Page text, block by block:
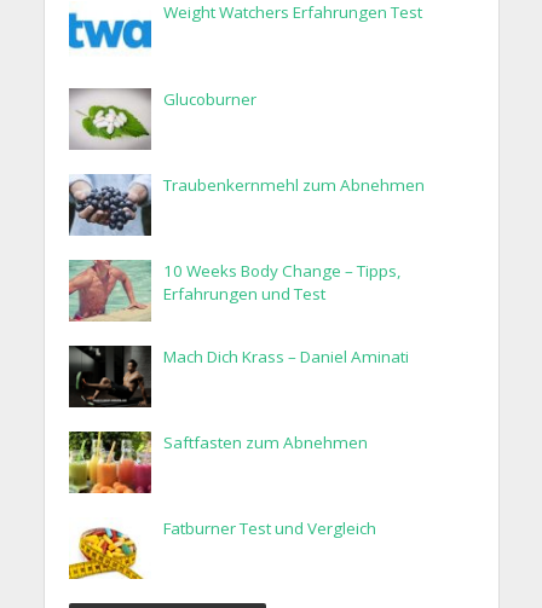
Weight Watchers Erfahrungen Test
Glucoburner
Traubenkernmehl zum Abnehmen
10 Weeks Body Change – Tipps,
Erfahrungen und Test
Mach Dich Krass – Daniel Aminati
Saftfasten zum Abnehmen
Fatburner Test und Vergleich